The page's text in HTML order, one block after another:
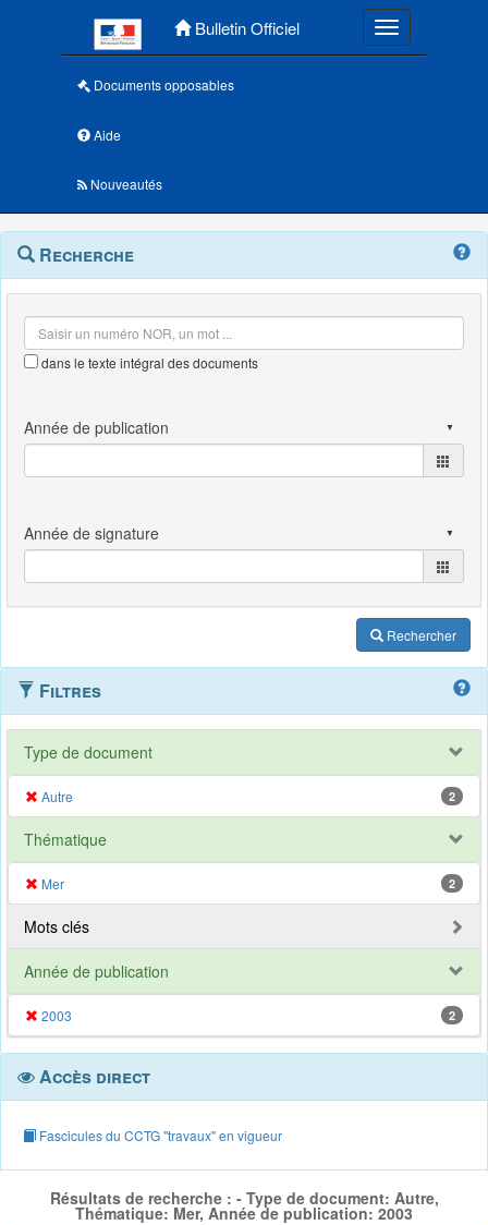
Bulletin Officiel Toggle
Documents opposables
Aide
Nouveautés
Navigation
outils
Menu
contextuel
Recherche
dans le texte intégral des documents
Rechercher
Filtres
Type de document
Autre 2
Thématique
Mer 2
Mots clés
Année de publication
2003 2
Accès direct
Fascicules du CCTG "travaux" en vigueur
Résultats de recherche : - Type de document: Autre,
Thématique: Mer, Année de publication: 2003